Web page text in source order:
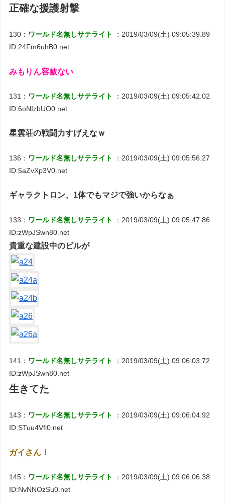
正確な援護射撃
130： ワールド名無しサテライト
：2019/03/09(土) 09:05:39.89
ID:24Fm6uhB0.net
みもりん容赦ない
131： ワールド名無しサテライト
：2019/03/09(土) 09:05:42.02
ID:6oNIzbUO0.net
星雲荘の戦闘力すげえなｗ
136： ワールド名無しサテライト
：2019/03/09(土) 09:05:56.27
ID:5aZvXp3V0.net
ギャラクトロン、1体でもマジで強いからなぁ
133： ワールド名無しサテライト
：2019/03/09(土) 09:05:47.86
ID:zWpJSwn80.net
貴重な建設中のビルが
141： ワールド名無しサテライト
：2019/03/09(土) 09:06:03.72
ID:zWpJSwn80.net
生きてた
143： ワールド名無しサテライト
：2019/03/09(土) 09:06:04.92
ID:STuu4Vfl0.net
ガイさん！
145： ワールド名無しサテライト
：2019/03/09(土) 09:06:06.38
ID:NvNNOzSu0.net